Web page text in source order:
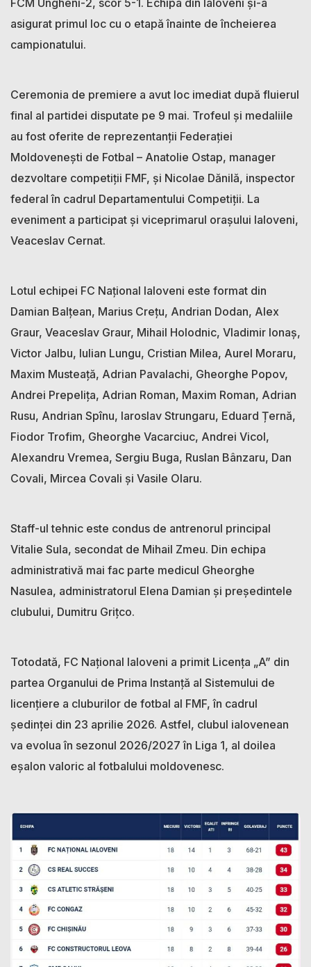
asigurat primul loc cu o etapă înainte de încheierea
campionatului.
Ceremonia de premiere a avut loc imediat după fluierul
final al partidei disputate pe 9 mai. Trofeul și medaliile
au fost oferite de reprezentanții Federației
Moldovenești de Fotbal – Anatolie Ostap, manager
dezvoltare competiții FMF, și Nicolae Dănilă, inspector
federal în cadrul Departamentului Competiții. La
eveniment a participat și viceprimarul orașului Ialoveni,
Veaceslav Cernat.
Lotul echipei FC Național Ialoveni este format din
Damian Balțean, Marius Crețu, Andrian Dodan, Alex
Graur, Veaceslav Graur, Mihail Holodnic, Vladimir Ionaș,
Victor Jalbu, Iulian Lungu, Cristian Milea, Aurel Moraru,
Maxim Musteață, Adrian Pavalachi, Gheorghe Popov,
Andrei Prepelița, Adrian Roman, Maxim Roman, Adrian
Rusu, Andrian Spînu, Iaroslav Strungaru, Eduard Țernă,
Fiodor Trofim, Gheorghe Vacarciuc, Andrei Vicol,
Alexandru Vremea, Sergiu Buga, Ruslan Bânzaru, Dan
Covali, Mircea Covali și Vasile Olaru.
Staff-ul tehnic este condus de antrenorul principal
Vitalie Sula, secondat de Mihail Zmeu. Din echipa
administrativă mai fac parte medicul Gheorghe
Nasulea, administratorul Elena Damian și președintele
clubului, Dumitru Grițco.
Totodată, FC Național Ialoveni a primit Licența „A” din
partea Organului de Prima Instanță al Sistemului de
licențiere a cluburilor de fotbal al FMF, în cadrul
ședinței din 23 aprilie 2026. Astfel, clubul ialovenean
va evolua în sezonul 2026/2027 în Liga 1, al doilea
eșalon valoric al fotbalului moldovenesc.